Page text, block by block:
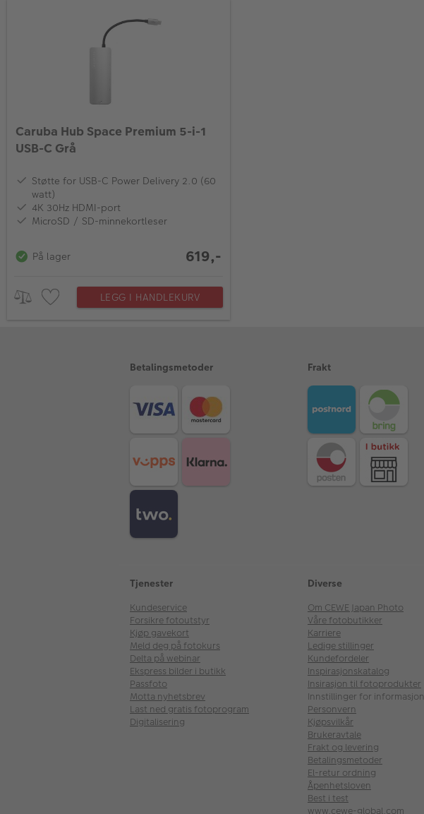
Caruba Hub Space Premium 5-i-1
USB-C Grå
Støtte for USB-C Power Delivery 2.0 (60
watt)
4K 30Hz HDMI-port
MicroSD / SD-minnekortleser
På lager 619,-
LEGG I HANDLEKURV
Betalingsmetoder Frakt
Tjenester
Kundeservice
Forsikre fotoutstyr
Kjøp gavekort
Meld deg på fotokurs
Delta på webinar
Ekspress bilder i butikk
Passfoto
Motta nyhetsbrev
Last ned gratis fotoprogram
Digitalisering
Diverse
Om CEWE Japan Photo
Våre fotobutikker
Karriere
Ledige stillinger
Kundefordeler
Inspirasjonskatalog
Insirasjon til fotoprodukter
Innstillinger for
Personvern
Kjøpsvilkår
Brukeravtale
Frakt og levering
Betalingsmetoder
El-retur ordning
Åpenhetsloven
Best i test
www.cewe-global.com